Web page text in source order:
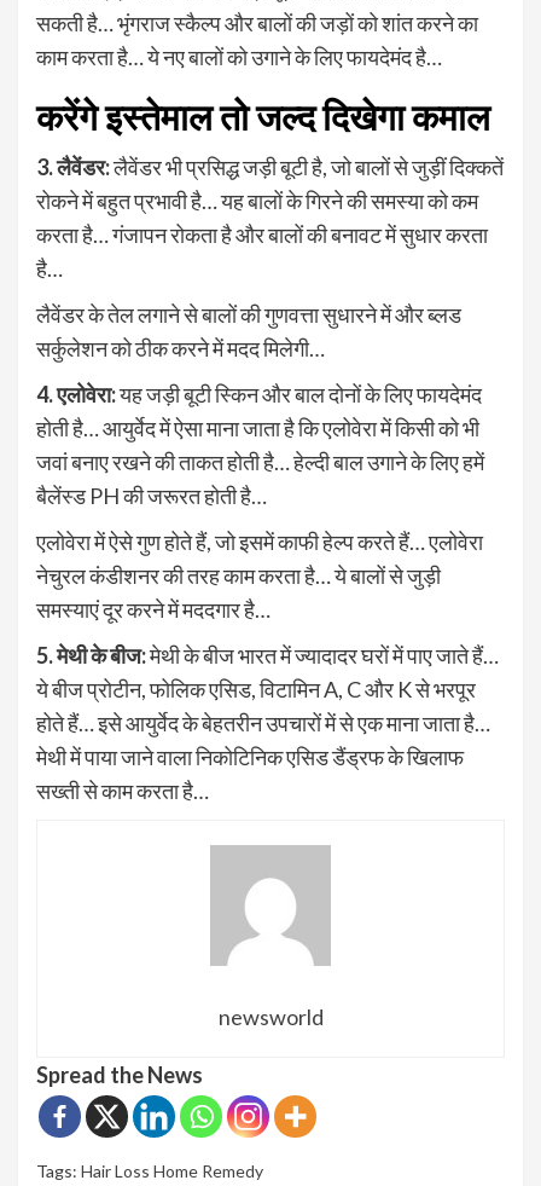
सकती है… भृंगराज स्कैल्प और बालों की जड़ों को शांत करने का
काम करता है… ये नए बालों को उगाने के लिए फायदेमंद है…
करेंगे इस्तेमाल तो जल्द दिखेगा कमाल
3. लैवेंडर:लैवेंडर भी प्रसिद्ध जड़ी बूटी है, जो बालों से जुड़ीं दिक्कतें
रोकने में बहुत प्रभावी है… यह बालों के गिरने की समस्या को कम
करता है… गंजापन रोकता है और बालों की बनावट में सुधार करता
है…
लैवेंडर के तेल लगाने से बालों की गुणवत्ता सुधारने में और ब्लड
सर्कुलेशन को ठीक करने में मदद मिलेगी…
4. एलोवेरा:यह जड़ी बूटी स्किन और बाल दोनों के लिए फायदेमंद
होती है… आयुर्वेद में ऐसा माना जाता है कि एलोवेरा में किसी को भी
जवां बनाए रखने की ताकत होती है… हेल्दी बाल उगाने के लिए हमें
बैलेंस्ड PH की जरूरत होती है…
एलोवेरा में ऐसे गुण होते हैं, जो इसमें काफी हेल्प करते हैं… एलोवेरा
नेचुरल कंडीशनर की तरह काम करता है… ये बालों से जुड़ी
समस्याएं दूर करने में मददगार है…
5. मेथी के बीज:मेथी के बीज भारत में ज्यादादर घरों में पाए जाते हैं…
ये बीज प्रोटीन, फोलिक एसिड, विटामिन A, C और K से भरपूर
होते हैं… इसे आयुर्वेद के बेहतरीन उपचारों में से एक माना जाता है…
मेथी में पाया जाने वाला निकोटिनिक एसिड डैंड्रफ के खिलाफ
सख्ती से काम करता है…
newsworld
Spread the News
Tags: Hair Loss Home Remedy